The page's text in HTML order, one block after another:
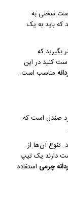
سخنی به
که باید به یک
بگیرید که
کنید در این
مناسب است.
صندل است که
تنوع آن‌ها از
دارند یک تیپ
چرمی استفاده